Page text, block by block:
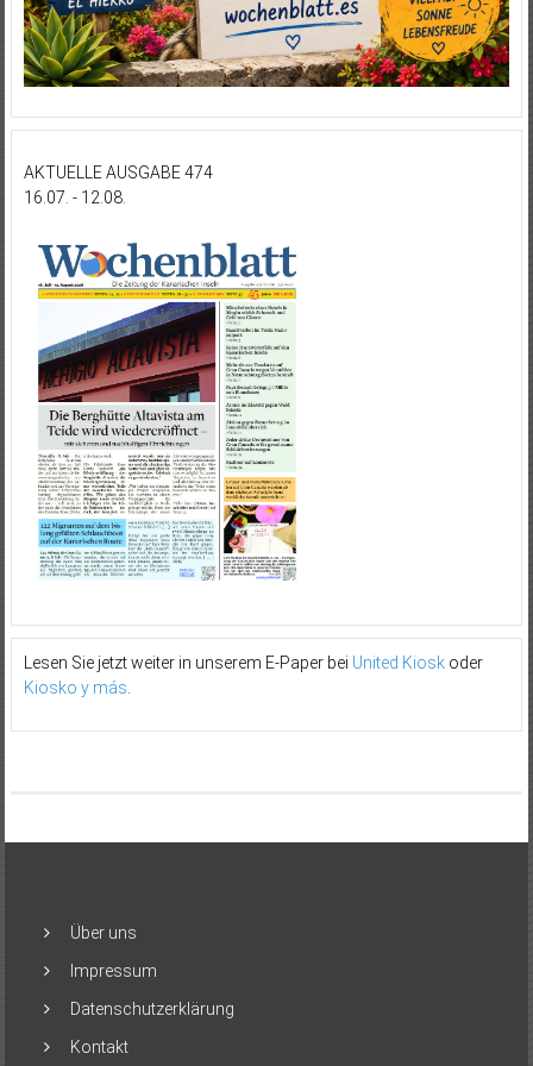
AKTUELLE AUSGABE 474
16.07. - 12.08.
Lesen Sie jetzt weiter in unserem E-Paper bei United Kioskoder
Kiosko y más
Über uns
Impressum
Datenschutzerklärung
Kontakt